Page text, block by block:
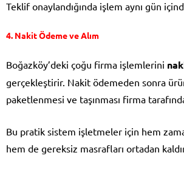
Teklif onaylandığında işlem aynı gün
4. Nakit Ödeme ve Alım
Boğazköy’deki çoğu firma işlemlerini
gerçekleştirir. Nakit ödemeden sonra
paketlenmesi ve taşınması firma
Bu pratik sistem işletmeler için hem
hem de gereksiz masrafları ortadan